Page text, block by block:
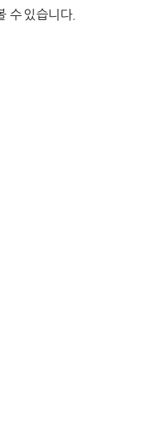
수 있습니다.